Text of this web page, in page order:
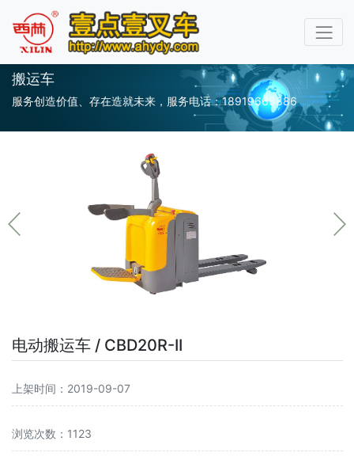
搬运车
服务创造价值、存在造就未来，服务电话：18919666886
电动搬运车 / CBD20R-II
上架时间：2019-09-07
浏览次数：1123